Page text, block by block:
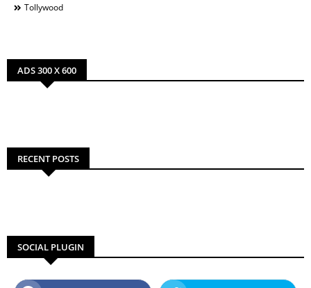
Tollywood
ADS 300 X 600
RECENT POSTS
SOCIAL PLUGIN